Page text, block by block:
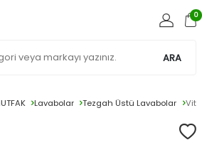
ARA
0
Lavabolar Tezgah Üstü Lavabolar